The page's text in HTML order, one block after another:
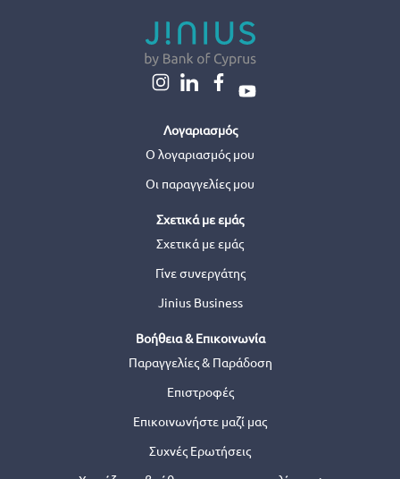
Λογαριασμός
Ο λογαριασμός μου
Οι παραγγελίες μου
Σχετικά με εμάς
Σχετικά με εμάς
Γίνε συνεργάτης
Jinius Business
Βοήθεια & Επικοινωνία
Παραγγελίες & Παράδοση
Επιστροφές
Επικοινωνήστε μαζί μας
Συχνές Ερωτήσεις